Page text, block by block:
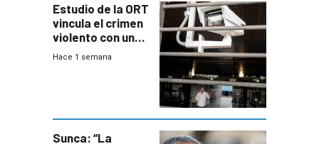
Estudio de la ORT
vincula el crimen
violento con una
menor creación
Hace 1 semana
Sunca: “La